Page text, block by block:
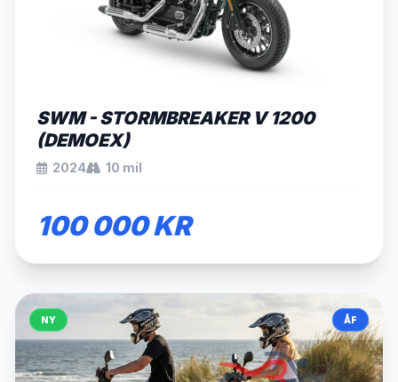
SWM - STORMBREAKER V 1200
(DEMOEX)
2024 10 mil
100 000 KR
NY ÅF